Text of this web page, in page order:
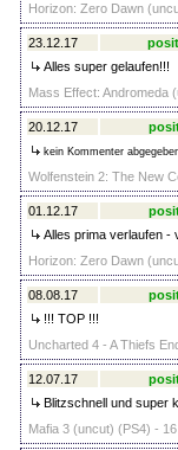
Horizon: Zero Dawn
23.12.17
Alles super gelaufen!!!
Mass Effect: Andromeda
20.12.17
kein Kommenter
Wolfenstein 2: The New
01.12.17
Alles prima verlaufen -
Horizon: Zero Dawn
08.08.17
!!! TOP !!!
Uncharted 4 - A Thiefs
12.07.17
Blitzschnell und super
Mafia 3 (uncut) (PS4) -